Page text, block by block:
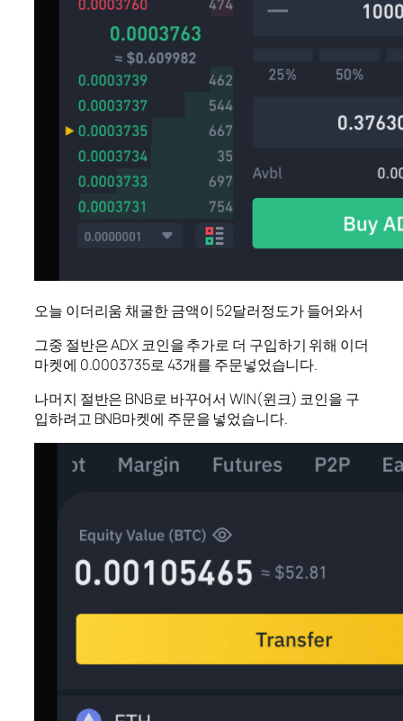
오늘 이더리움 채굴한 금액이 52달러정도가 들어와서
그중 절반은 ADX 코인을 추가로 더 구입하기 위해 이더
마켓에 0.0003735로 43개를 주문넣었습니다.
나머지 절반은 BNB로 바꾸어서 WIN(윈크) 코인을 구
입하려고 BNB마켓에 주문을 넣었습니다.